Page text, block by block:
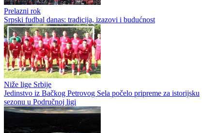
Prelazni rok
Srpski fudbal danas: tradicija, izazovi i budućnost
Niže lige Srbije
Jedinstvo iz Bačkog Petrovog Sela počelo pripreme za istorijsku
sezonu u Područnoj ligi